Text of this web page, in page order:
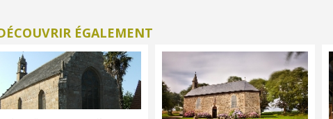
ÉGALEMENT